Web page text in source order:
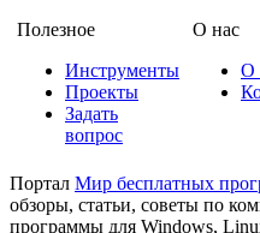
Полезное
Инструменты
Проекты
Задать
вопрос
О нас
О
Портал Мир бесплатных
обзоры, статьи, советы по
программы для Windows,